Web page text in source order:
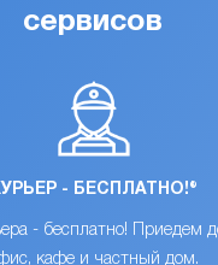
сервисов
- БЕСПЛАТНО!®
- бесплатно! Приедем
кафе и частный дом.